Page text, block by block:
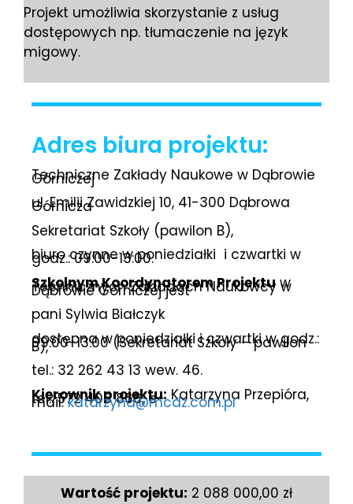
Projekt umożliwia skorzystanie z usług
dostępowych np. tłumaczenie na język
migowy.
Adres biura projektu:
Techniczne Zakłady Naukowe w Dąbrowie
Górniczej
ul. Emilii Zawidzkiej 10, 41-300 Dąbrowa
Górnicza
Sekretariat Szkoły (pawilon B),
biuro czynne w poniedziałki i czwartki w
godz.: 09:00-13:00.
Szkolnym Koordynatorem Projektuw
Technicznych Zakładach Naukowcy w
Dąbrowie Górniczej jest
pani Sylwia Białczyk
dostępna w poniedziałki i czwartki w godz.:
09:00-13:00 (Sekretariat Szkoły – pawilon
B),
tel.: 32 262 43 13 wew. 46.
Kierownik projektu:Katarzyna Przepióra,
tel.: 572 408 866, e-
mail:katarzyna@mcdz.com.pl
Wartość projektu: 2 088 000,00 zł